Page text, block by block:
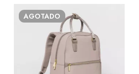
AGOTADO